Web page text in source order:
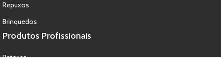
Repuxos
Brinquedos
Produtos Profissionais
Baterias